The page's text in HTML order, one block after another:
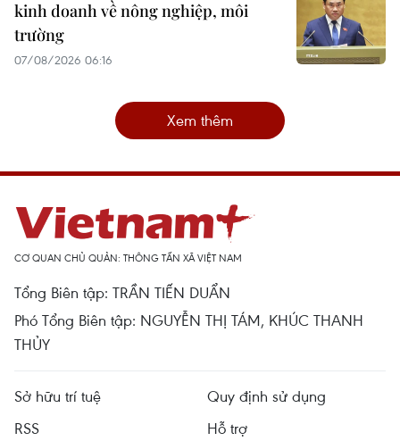
kinh doanh về nông nghiệp, môi
trường
07/08/2026 06:16
Xem thêm
CƠ QUAN CHỦ QUẢN: THÔNG TẤN XÃ VIỆT NAM
Tổng Biên tập: TRẦN TIẾN DUẨN
Phó Tổng Biên tập: NGUYỄN THỊ TÁM, KHÚC THANH
THỦY
Sở hữu trí tuệ
Quy định sử dụng
RSS
Hỗ trợ